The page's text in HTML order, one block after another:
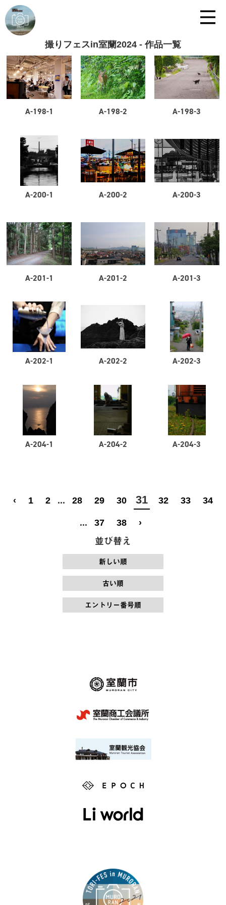
撮りフェスin室蘭2024 - 作品一覧
A-198-1 A-198-2 A-198-3
A-200-1 A-200-2 A-200-3
A-201-1 A-201-2 A-201-3
A-202-1 A-202-2 A-202-3
A-204-1 A-204-2 A-204-3
‹ 1 2 ... 28 29 30 31 32 33 34
... 37 38 ›
並び替え
新しい順
古い順
エントリー番号順